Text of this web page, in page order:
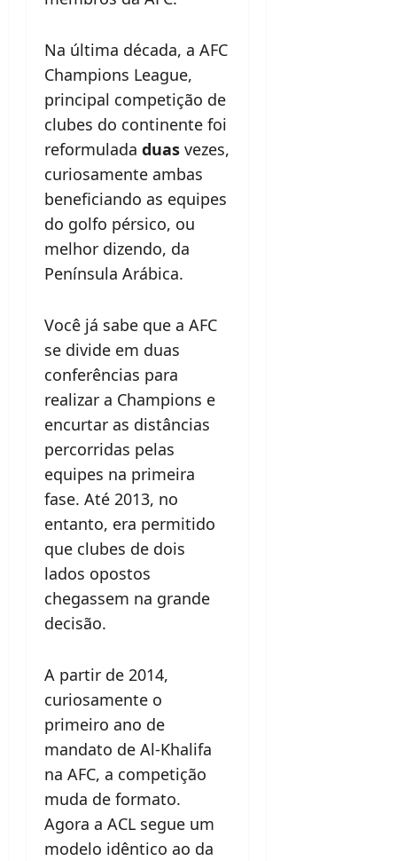
Na última década, a AFC
Champions League,
principal competição de
clubes do continente foi
reformulada duas vezes,
curiosamente ambas
beneficiando as equipes
do golfo pérsico, ou
melhor dizendo, da
Península Arábica.
Você já sabe que a AFC
se divide em duas
conferências para
realizar a Champions e
encurtar as distâncias
percorridas pelas
equipes na primeira
fase. Até 2013, no
entanto, era permitido
que clubes de dois
lados opostos
chegassem na grande
decisão.
A partir de 2014,
curiosamente o
primeiro ano de
mandato de Al-Khalifa
na AFC, a competição
muda de formato.
Agora a ACL segue um
modelo idêntico ao da